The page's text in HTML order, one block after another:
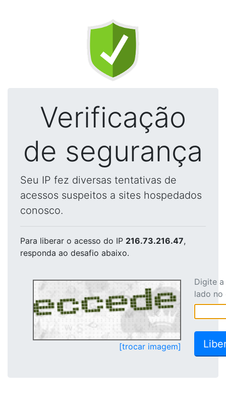
Verificação
de segurança
Seu IP fez diversas tentativas de
acessos suspeitos a sites hospedados
conosco.
Para liberar o acesso do IP 216.73.216.47,
responda ao desafio abaixo.
[trocar imagem]
Digite
lado no